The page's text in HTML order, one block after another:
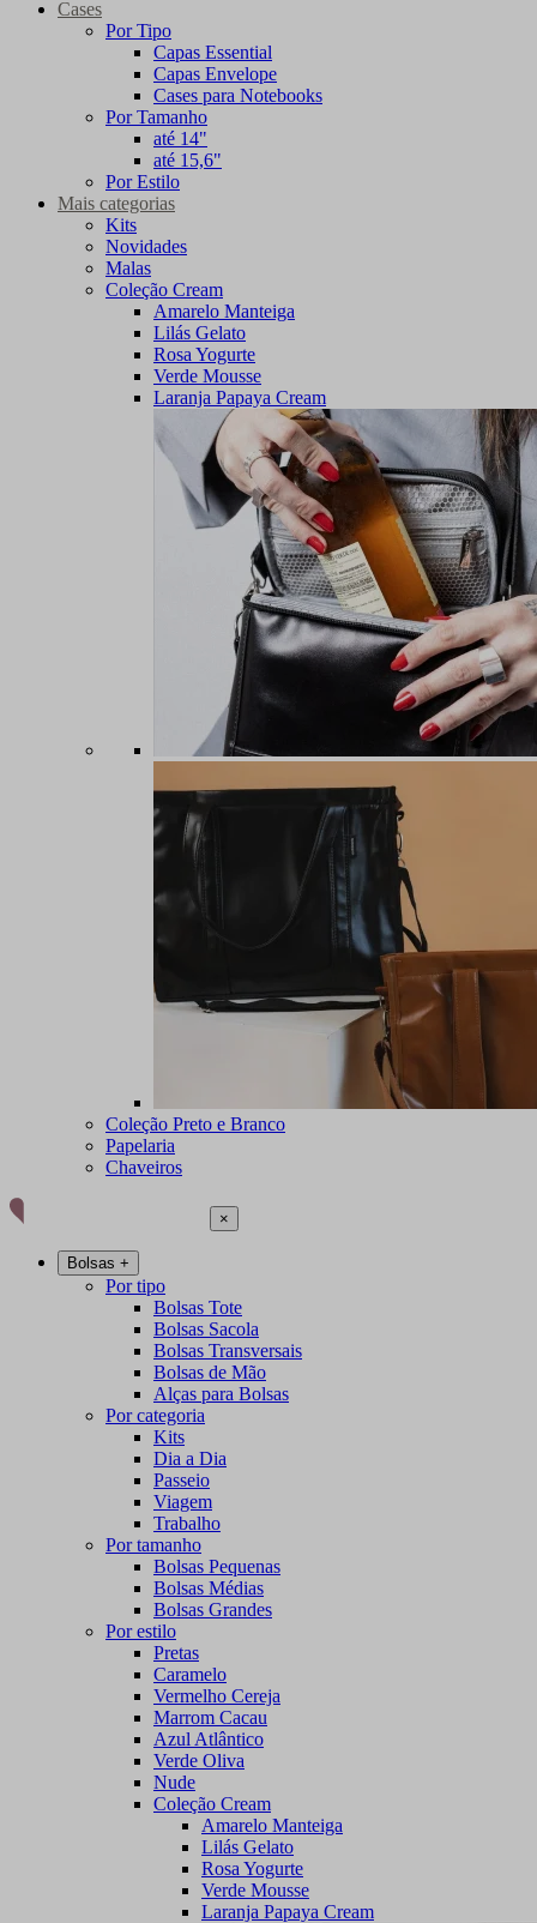
Cases
Por Tipo
Capas Essential
Capas Envelope
Cases para Notebooks
Por Tamanho
até 14"
até 15,6"
Por Estilo
Mais categorias
Kits
Novidades
Malas
Coleção Cream
Amarelo Manteiga
Lilás Gelato
Rosa Yogurte
Verde Mousse
Laranja Papaya Cream
Coleção Preto e Branco
Papelaria
Chaveiros
×
Bolsas +
Por tipo
Bolsas Tote
Bolsas Sacola
Bolsas Transversais
Bolsas de Mão
Alças para Bolsas
Por categoria
Kits
Dia a Dia
Passeio
Viagem
Trabalho
Por tamanho
Bolsas Pequenas
Bolsas Médias
Bolsas Grandes
Por estilo
Pretas
Caramelo
Vermelho Cereja
Marrom Cacau
Azul Atlântico
Verde Oliva
Nude
Coleção Cream
Amarelo Manteiga
Lilás Gelato
Rosa Yogurte
Verde Mousse
Laranja Papaya Cream